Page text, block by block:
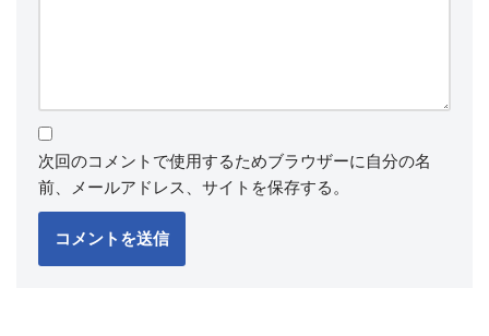
次回のコメントで使用するためブラウザーに自分の名
前、メールアドレス、サイトを保存する。